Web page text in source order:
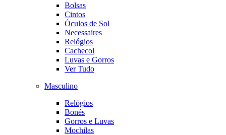
Bolsas
Cintos
Óculos de Sol
Necessaires
Relógios
Cachecol
Luvas e Gorros
Ver Tudo
Masculino
Relógios
Bonés
Gorros e Luvas
Mochilas